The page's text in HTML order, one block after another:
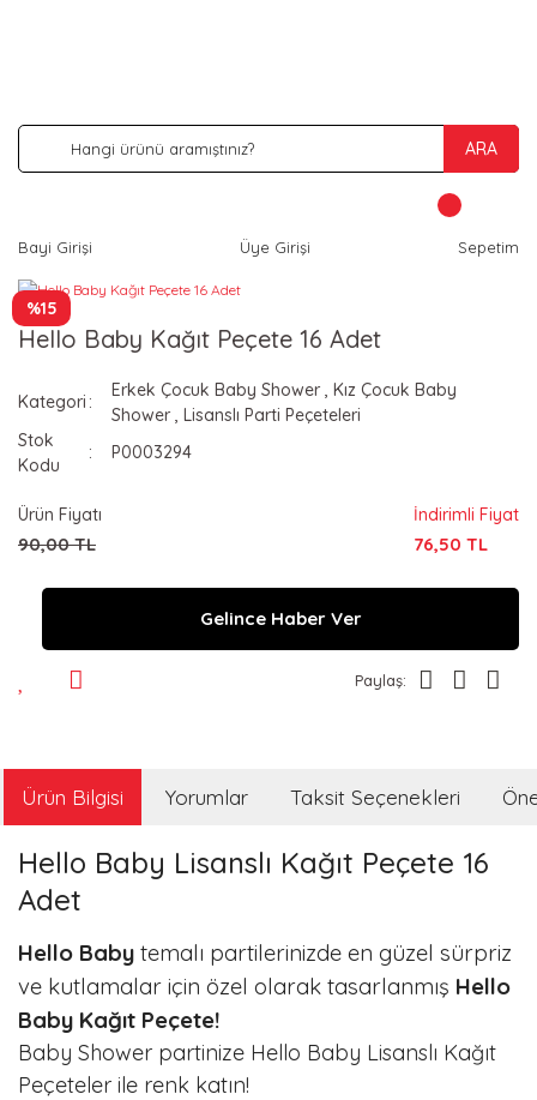
ARA
Bayi Girişi Üye Girişi Sepetim
%15
Hello Baby Kağıt Peçete 16 Adet
Kategori
Erkek Çocuk Baby Shower , Kız Çocuk Baby
Shower , Lisanslı Parti Peçeteleri
Stok
Kodu
P0003294
Ürün Fiyatı
90,00 TL
İndirimli Fiyat
76,50 TL
Gelince Haber Ver
Paylaş:
Ürün Bilgisi Yorumlar Taksit Seçenekleri
Hello Baby Lisanslı Kağıt Peçete 16
Adet
Hello Baby temalı partilerinizde en güzel sürpriz
ve kutlamalar için özel olarak tasarlanmış Hello
Baby Kağıt Peçete!
Baby Shower partinize Hello Baby Lisanslı Kağıt
Peçeteler ile renk katın!